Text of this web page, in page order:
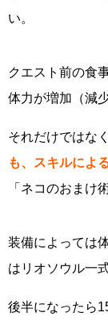
い。
クエスト前の食
体力が増加（減
それだけではなく
も、スキルによ
「ネコのおまけ
装備によっては
はリオソウル一
後半になったら